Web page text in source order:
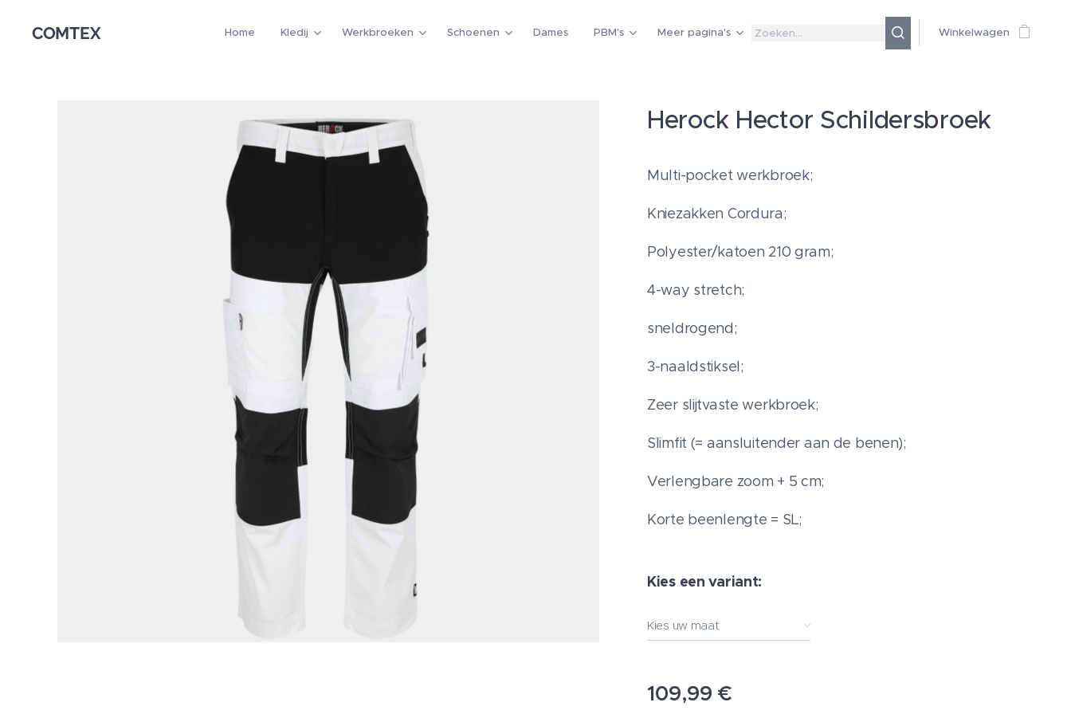
COMTEX Home Kledij Werkbroeken Schoenen Dames PBM's Meer pagina's Winkelwagen
Herock Hector Schildersbroek
Multi-pocket werkbroek;
Kniezakken Cordura;
Polyester/katoen 210 gram;
4-way stretch;
sneldrogend;
3-naaldstiksel;
Zeer slijtvaste werkbroek;
Slimfit (= aansluitender aan de benen);
Verlengbare zoom + 5 cm;
Korte beenlengte = SL;
Kies een variant:
Kies uw maat
109,99 €